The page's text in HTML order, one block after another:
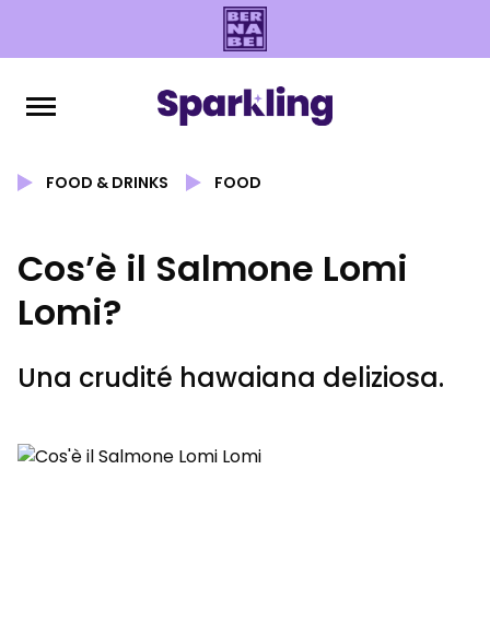
FOOD & DRINKS FOOD
Cos’è il Salmone Lomi
Lomi?
Una crudité hawaiana deliziosa.